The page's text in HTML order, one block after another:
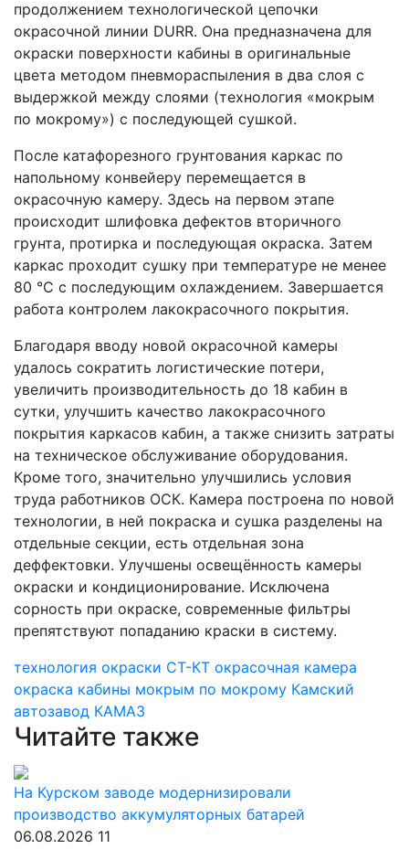
продолжением технологической цепочки
окрасочной линии DURR. Она предназначена для
окраски поверхности кабины в оригинальные
цвета методом пневмораспыления в два слоя с
выдержкой между слоями (технология «мокрым
по мокрому») с последующей сушкой.
После катафорезного грунтования каркас по
напольному конвейеру перемещается в
окрасочную камеру. Здесь на первом этапе
происходит шлифовка дефектов вторичного
грунта, протирка и последующая окраска. Затем
каркас проходит сушку при температуре не менее
80 °С с последующим охлаждением. Завершается
работа контролем лакокрасочного покрытия.
Благодаря вводу новой окрасочной камеры
удалось сократить логистические потери,
увеличить производительность до 18 кабин в
сутки, улучшить качество лакокрасочного
покрытия каркасов кабин, а также снизить затраты
на техническое обслуживание оборудования.
Кроме того, значительно улучшились условия
труда работников ОСК. Камера построена по новой
технологии, в ней покраска и сушка разделены на
отдельные секции, есть отдельная зона
деффектовки. Улучшены освещённость камеры
окраски и кондиционирование. Исключена
сорность при окраске, современные фильтры
препятствуют попаданию краски в систему.
технология окраски СТ-КТ окрасочная камера
окраска кабины мокрым по мокрому Камский
автозавод КАМАЗ
Читайте также
На Курском заводе модернизировали
производство аккумуляторных батарей
06.08.2026 11